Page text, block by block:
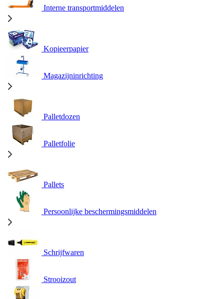
Interne transportmiddelen
Kopieerpapier
Magazijninrichting
Palletdozen
Palletfolie
Pallets
Persoonlijke beschermingsmiddelen
Schrijfwaren
Strooizout